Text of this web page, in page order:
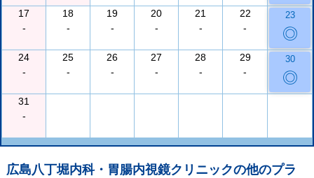
17
-
18
-
19
-
20
-
21
-
22
-
23
◎
24
-
25
-
26
-
27
-
28
-
29
-
30
◎
31
-
広島八丁堀内科・胃腸内視鏡クリニックの他のプラ